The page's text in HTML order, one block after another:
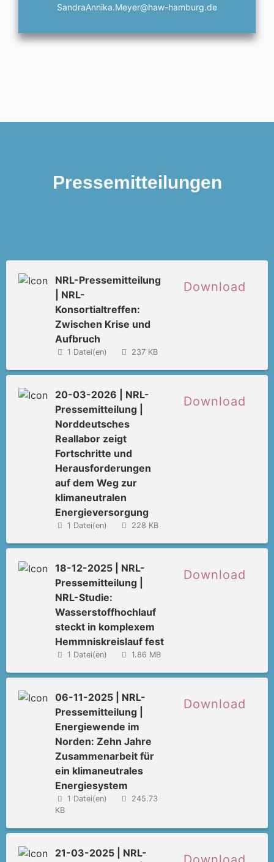
SandraAnnika.Meyer@haw-hamburg.de
Pressemitteilungen
NRL-Pressemitteilung
| NRL-
Konsortialtreffen:
Zwischen Krise und
Aufbruch
1 Datei(en) 237 KB
Download
20-03-2026 | NRL-
Pressemitteilung |
Norddeutsches
Reallabor zeigt
Fortschritte und
Herausforderungen
auf dem Weg zur
klimaneutralen
Energieversorgung
1 Datei(en) 228 KB
Download
18-12-2025 | NRL-
Pressemitteilung |
NRL-Studie:
Wasserstoffhochlauf
steckt in komplexem
Hemmniskreislauf fest
1 Datei(en) 1.86 MB
Download
06-11-2025 | NRL-
Pressemitteilung |
Energiewende im
Norden: Zehn Jahre
Zusammenarbeit für
ein klimaneutrales
Energiesystem
1 Datei(en)
245.73
KB
Download
21-03-2025 | NRL-